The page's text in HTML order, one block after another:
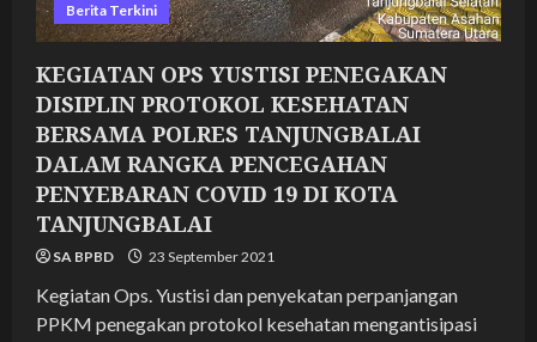
Berita Terkini
KEGIATAN OPS YUSTISI PENEGAKAN
DISIPLIN PROTOKOL KESEHATAN
BERSAMA POLRES TANJUNGBALAI
DALAM RANGKA PENCEGAHAN
PENYEBARAN COVID 19 DI KOTA
TANJUNGBALAI
SA BPBD 23 September 2021
Kegiatan Ops. Yustisi dan penyekatan perpanjangan
PPKM penegakan protokol kesehatan mengantisipasi